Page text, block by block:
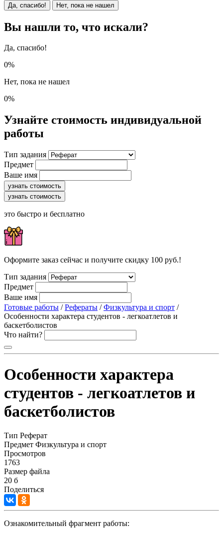
Да, спасибо! Нет, пока не нашел
Вы нашли то, что искали?
Да, спасибо!
0%
Нет, пока не нашел
0%
Узнайте стоимость индивидуальной
работы
Тип задания
Предмет
Ваше имя
узнать стоимость
узнать стоимость
это быстро и бесплатно
Оформите заказ сейчас и получите скидку 100 руб.!
Тип задания
Предмет
Ваше имя
Готовые работы /Рефераты /Физкультура и спорт /
Особенности характера студентов - легкоатлетов и
баскетболистов
Что найти?
Особенности характера
студентов - легкоатлетов и
баскетболистов
Тип Реферат
Предмет Физкультура и спорт
Просмотров
1763
Размер файла
20 б
Поделиться
Ознакомительный фрагмент работы: